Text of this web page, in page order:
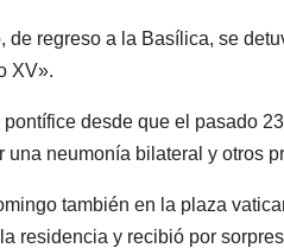
regreso a la Basílica, se
XV».
desde que el pasado
neumonía bilateral y otros
también en la plaza
residencia y recibió por